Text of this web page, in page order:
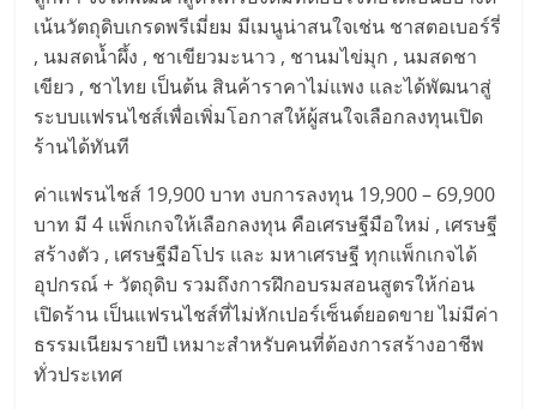
ขาย
แฟ
รน
ไชส์
แฟ
รน
เน้นวัตถุดิบเกรดพรีเมี่ยม มีเมนูน่าสนใจเช่น ชาสตอเบอร์รี่
, นมสดน้ำผึ้ง , ชาเขียวมะนาว , ชานมไข่มุก , นมสดชา
เขียว , ชาไทย เป็นต้น สินค้าราคาไม่แพง และได้พัฒนาสู่
ระบบแฟรนไชส์เพื่อเพิ่มโอกาสให้ผู้สนใจเลือกลงทุนเปิด
ร้านได้ทันที
ค่าแฟรนไชส์ 19,900 บาท งบการลงทุน 19,900 – 69,900
บาท มี 4 แพ็กเกจให้เลือกลงทุน คือเศรษฐีมือใหม่ , เศรษฐี
สร้างตัว , เศรษฐีมือโปร และ มหาเศรษฐี ทุกแพ็กเกจได้
อุปกรณ์ + วัตถุดิบ รวมถึงการฝึกอบรมสอนสูตรให้ก่อน
เปิดร้าน เป็นแฟรนไชส์ที่ไม่หักเปอร์เซ็นต์ยอดขาย ไม่มีค่า
ธรรมเนียมรายปี เหมาะสำหรับคนที่ต้องการสร้างอาชีพ
ทั่วประเทศ